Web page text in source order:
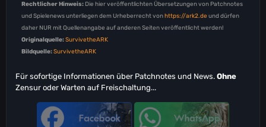
Rechtlicher Hinweis: Die hier veröffentlichten Übersetzungen von Patchnotes
und Spielenews unterliegen dem Urheberrecht vonhttps://ark2.de und dürfen
daher NUR mit Quellenangabe auf anderen Seiten veröffentlicht werden!
Originalquelle:SurvivetheARK
Bildquelle:SurvivetheARK
Für sofortige Informationen über Patchnotes und News. Ohne
Zensur oder Warten auf Freischaltung...